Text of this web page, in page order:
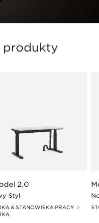
produkty
2.0
Styl
& STANOWISKA PRACY